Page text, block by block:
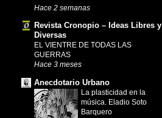
Hace 2 semanas
Revista Cronopio – Ideas Libres y
Diversas
EL VIENTRE DE TODAS LAS
GUERRAS
Hace 3 meses
Anecdotario Urbano
La plasticidad en la
música. Eladio Soto
Barquero